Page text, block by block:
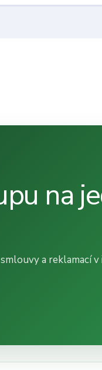
na
a reklamací